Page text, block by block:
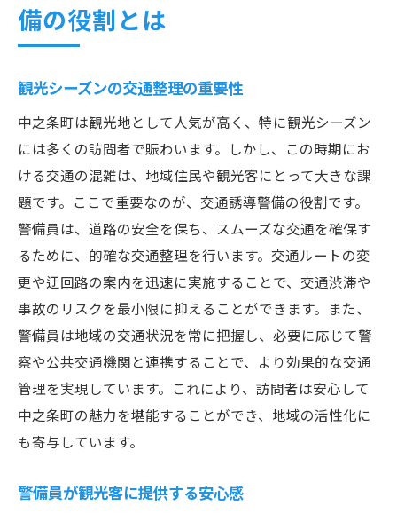
備の役割とは
観光シーズンの交通整理の重要性
中之条町は観光地として人気が高く、特に観光シーズン
には多くの訪問者で賑わいます。しかし、この時期にお
ける交通の混雑は、地域住民や観光客にとって大きな課
題です。ここで重要なのが、交通誘導警備の役割です。
警備員は、道路の安全を保ち、スムーズな交通を確保す
るために、的確な交通整理を行います。交通ルートの変
更や迂回路の案内を迅速に実施することで、交通渋滞や
事故のリスクを最小限に抑えることができます。また、
警備員は地域の交通状況を常に把握し、必要に応じて警
察や公共交通機関と連携することで、より効果的な交通
管理を実現しています。これにより、訪問者は安心して
中之条町の魅力を堪能することができ、地域の活性化に
も寄与しています。
警備員が観光客に提供する安心感